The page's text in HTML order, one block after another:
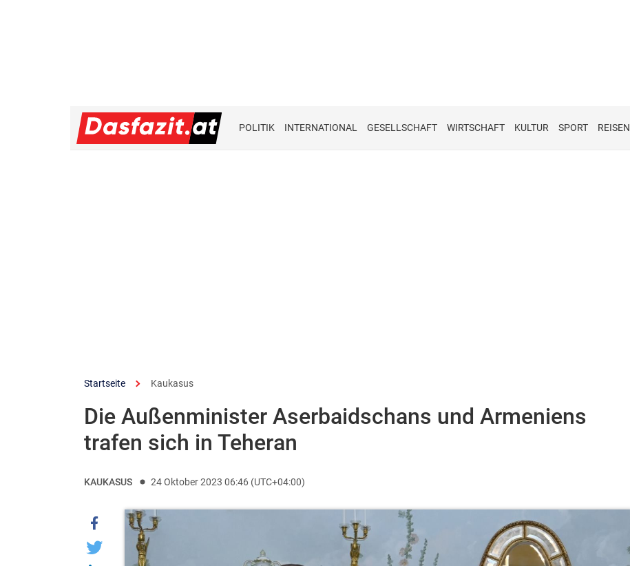
POLITIK INTERNATIONAL GESELLSCHAFT WIRTSCHAFT KULTUR SPORT REISEN
Startseite Kaukasus
Die Außenminister Aserbaidschans und Armeniens
trafen sich in Teheran
KAUKASUS 24 Oktober 2023 06:46 (UTC+04:00)